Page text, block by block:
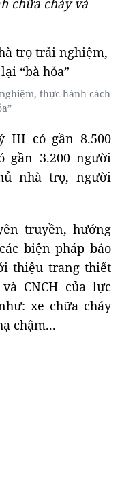
chữa cháy và
thực hành cách
III có gần 8.500
gần 3.200 người
nhà trọ, người
truyền, hướng
biện pháp bảo
thiệu trang thiết
CNCH của lực
xe chữa cháy
chậm...